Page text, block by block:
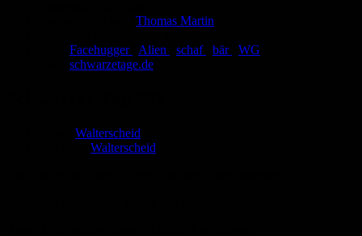
Thomas Martin
Facehugger Alien schaf bär
WG
schwarzetage.de
Walterscheid
Walterscheid